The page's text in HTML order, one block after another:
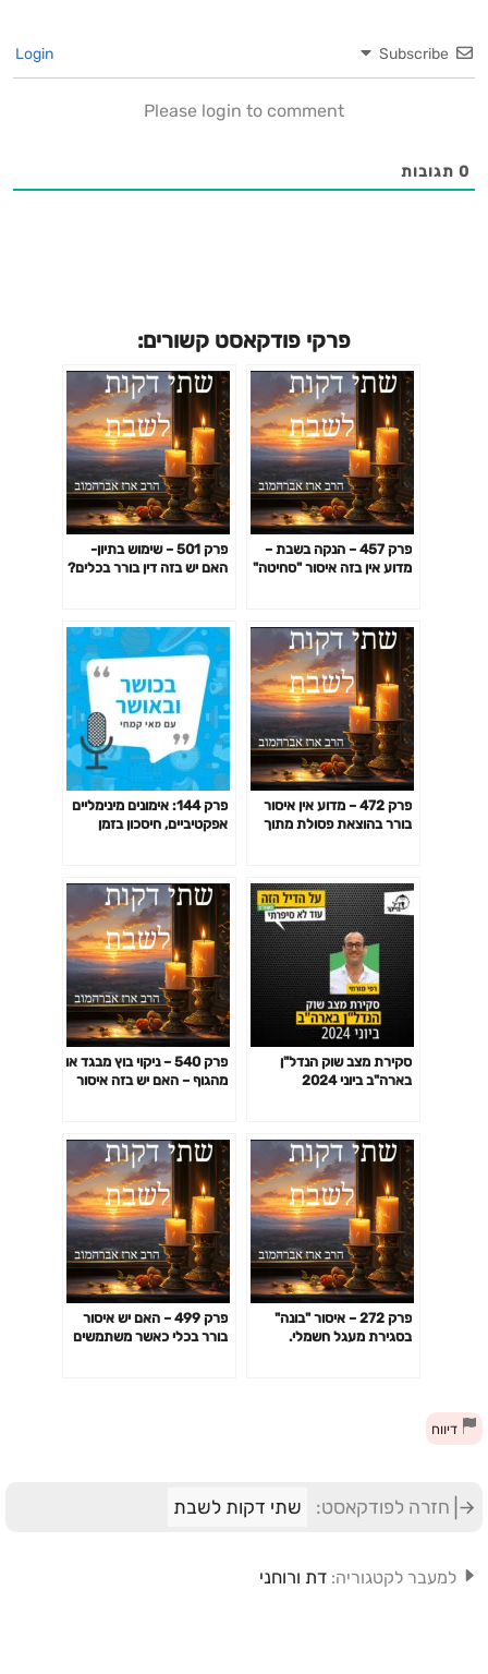
Subscribe
Please login to comment
0 תגובות
פרקי פודקאסט קשורים:
פרק 457 – הנקה בשבת –
מדוע אין בזה איסור "סחיטה"
פרק 501 – שימוש בתיון-
האם יש בזה דין בורר בכלים?
פרק 472 – מדוע אין איסור
בורר בהוצאת פסולת מתוך
פרק 144: אימונים מינימליים
אפקטיביים, חיסכון בזמן
סקירת מצב שוק הנדל"ן
בארה"ב ביוני 2024
פרק 540 – ניקוי בוץ מבגד או
מהגוף – האם יש בזה איסור
פרק 272 – איסור "בונה"
בסגירת מעגל חשמלי.
פרק 499 – האם יש איסור
בורר בכלי כאשר משתמשים
דיווח
חזרה לפודקאסט: שתי דקות לשבת
למעבר לקטגוריה: דת ורוחני